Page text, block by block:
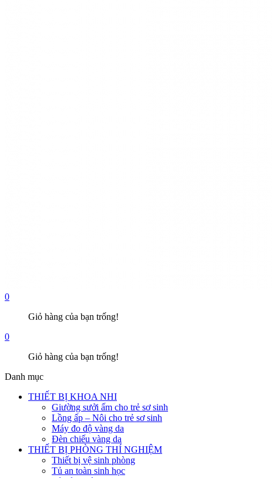
0
Giỏ hàng của bạn trống!
0
Giỏ hàng của bạn trống!
Danh mục
THIẾT BỊ KHOA NHI
Giường sưởi ấm cho trẻ sơ sinh
Lồng ấp – Nôi cho trẻ sơ sinh
Máy đo độ vàng da
Đèn chiếu vàng da
THIẾT BỊ PHÒNG THÍ NGHIỆM
Thiết bị vệ sinh phòng
Tủ an toàn sinh học